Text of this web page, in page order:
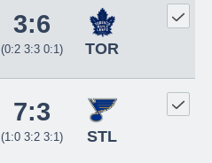
3:6
(0:2 3:3 0:1) TOR
7:3
(1:0 3:2 3:1) STL